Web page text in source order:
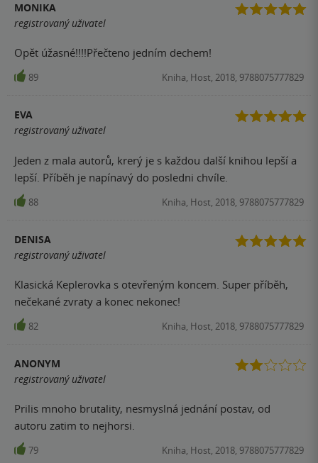
MONIKA
registrovaný uživatel
Opět úžasné!!!!Přečteno jedním dechem!
89 Kniha, Host, 2018, 9788075777829
EVA
registrovaný uživatel
Jeden z mala autorů, krerý je s každou další knihou lepší a
lepší. Příběh je napínavý do posledni chvíle.
88 Kniha, Host, 2018, 9788075777829
DENISA
registrovaný uživatel
Klasická Keplerovka s otevřeným koncem. Super příběh,
nečekané zvraty a konec nekonec!
82 Kniha, Host, 2018, 9788075777829
ANONYM
registrovaný uživatel
Prilis mnoho brutality, nesmyslná jednání postav, od
autoru zatim to nejhorsi.
79 Kniha, Host, 2018, 9788075777829